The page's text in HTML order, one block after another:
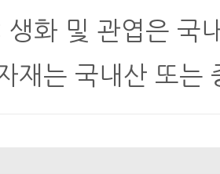
화 및 관엽은 국
재는 국내산 또는